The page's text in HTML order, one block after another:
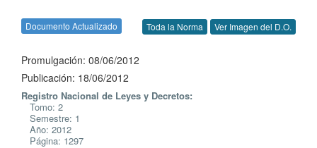
Documento Actualizado Toda la Norma Ver Imagen del D.O.
Promulgación: 08/06/2012
Publicación: 18/06/2012
Registro Nacional de Leyes y Decretos:
Tomo: 2
Semestre: 1
Año: 2012
Página: 1297